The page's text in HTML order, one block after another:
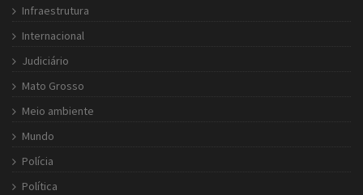
Infraestrutura
Internacional
Judiciário
Mato Grosso
Meio ambiente
Mundo
Polícia
Política